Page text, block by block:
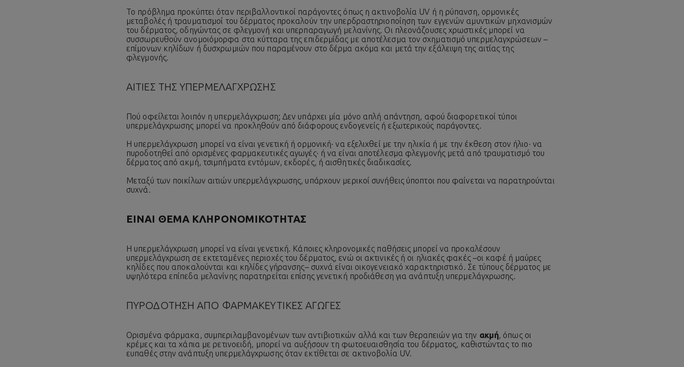
Το πρόβλημα προκύπτει όταν περιβαλλοντικοί παράγοντες όπως η ακτινοβολία UV ή η ρύπανση, ορμονικές
μεταβολές ή τραυματισμοί του δέρματος προκαλούν την υπερδραστηριοποίηση των εγγενών αμυντικών μηχανισμών
του δέρματος, οδηγώντας σε φλεγμονή και υπερπαραγωγή μελανίνης. Οι πλεονάζουσες χρωστικές μπορεί να
συσσωρευθούν ανομοιόμορφα στα κύτταρα της επιδερμίδας με αποτέλεσμα τον σχηματισμό υπερμελαγχρώσεων –
επίμονων κηλίδων ή δυσχρωμιών που παραμένουν στο δέρμα ακόμα και μετά την εξάλειψη της αιτίας της
φλεγμονής.
ΑΙΤΙΕΣ ΤΗΣ ΥΠΕΡΜΕΛΑΓΧΡΩΣΗΣ
Πού οφείλεται λοιπόν η υπερμελάγχρωση; Δεν υπάρχει μία μόνο απλή απάντηση, αφού διαφορετικοί τύποι
υπερμελάγχρωσης μπορεί να προκληθούν από διάφορους ενδογενείς ή εξωτερικούς παράγοντες.
Η υπερμελάγχρωση μπορεί να είναι γενετική ή ορμονική· να εξελιχθεί με την ηλικία ή με την έκθεση στον ήλιο· να
πυροδοτηθεί από ορισμένες φαρμακευτικές αγωγές· ή να είναι αποτέλεσμα φλεγμονής μετά από τραυματισμό του
δέρματος από ακμή, τσιμπήματα εντόμων, εκδορές, ή αισθητικές διαδικασίες.
Μεταξύ των ποικίλων αιτιών υπερμελάγχρωσης, υπάρχουν μερικοί συνήθεις ύποπτοι που φαίνεται να παρατηρούνται
συχνά.
ΕΙΝΑΙ ΘΕΜΑ ΚΛΗΡΟΝΟΜΙΚΟΤΗΤΑΣ
Η υπερμελάγχρωση μπορεί να είναι γενετική. Κάποιες κληρονομικές παθήσεις μπορεί να προκαλέσουν
υπερμελάγχρωση σε εκτεταμένες περιοχές του δέρματος, ενώ οι ακτινικές ή οι ηλιακές φακές –οι καφέ ή μαύρες
κηλίδες που αποκαλούνται και κηλίδες γήρανσης– συχνά είναι οικογενειακό χαρακτηριστικό. Σε τύπους δέρματος με
υψηλότερα επίπεδα μελανίνης παρατηρείται επίσης γενετική προδιάθεση για ανάπτυξη υπερμελάγχρωσης.
ΠΥΡΟΔΟΤΗΣΗ ΑΠΟ ΦΑΡΜΑΚΕΥΤΙΚΕΣ ΑΓΩΓΕΣ
Ορισμένα φάρμακα, συμπεριλαμβανομένων των αντιβιοτικών αλλά και των θεραπειών για την ακμή, όπως οι
κρέμες και τα χάπια με ρετινοειδή, μπορεί να αυξήσουν τη φωτοευαισθησία του δέρματος, καθιστώντας το πιο
ευπαθές στην ανάπτυξη υπερμελάγχρωσης όταν εκτίθεται σε ακτινοβολία UV.